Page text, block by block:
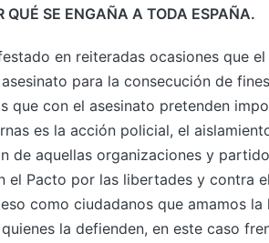
QUÉ SE ENGAÑA A TODA ESPAÑA.
en reiteradas ocasiones que
para la consecución de
que con el asesinato pretenden
es la acción policial, el
de aquellas organizaciones y
el Pacto por las libertades y contra
como ciudadanos que amamos la
la defienden, en este caso